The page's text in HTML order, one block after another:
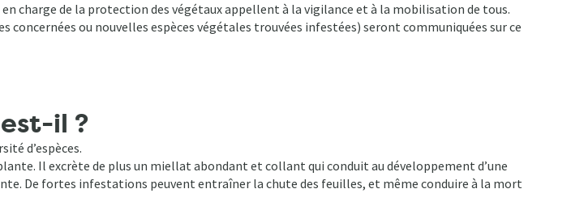
charge de la protection des végétaux appellent à la vigilance et à la mobilisation de tous.
ou nouvelles espèces végétales trouvées infestées) seront communiquées sur ce
il ?
d’espèces.
Il excrète de plus un miellat abondant et collant qui conduit au développement d’une
De fortes infestations peuvent entraîner la chute des feuilles, et même conduire à la mort